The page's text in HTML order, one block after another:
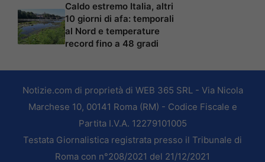
Caldo estremo Italia, altri
10 giorni di afa: temporali
al Nord e temperature
record fino a 48 gradi
Notizie.com di proprietà di WEB 365 SRL - Via Nicola
Marchese 10, 00141 Roma (RM) - Codice Fiscale e
Partita I.V.A. 12279101005
Testata Giornalistica registrata presso il Tribunale di
Roma con n°208/2021 del 21/12/2021